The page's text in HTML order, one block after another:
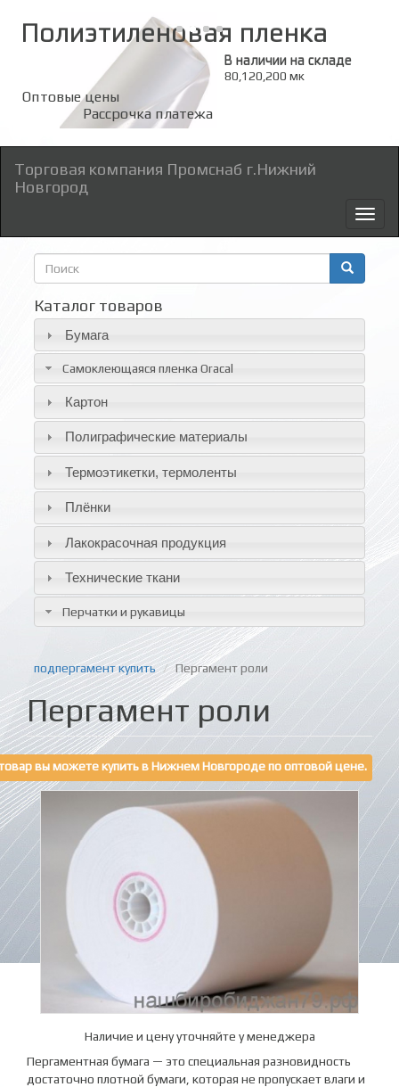
Полиэтиленовая пленка
В наличии на складе
80,120,200 мк
Оптовые цены
Рассрочка платежа
Торговая компания Промснаб г.Нижний
Новгород
Форма
поиска
Каталог товаров
Бумага
Самоклеющаяся пленка Oracal
Картон
Полиграфические материалы
Термоэтикетки, термоленты
Плёнки
Лакокрасочная продукция
Технические ткани
Перчатки и рукавицы
подпергамент купить Пергамент роли
Пергамент роли
вы можете купить в Нижнем Новгороде по оптовой цене.
Наличие и цену уточняйте у менеджера
Пергаментная бумага — это специальная разновидность
достаточно плотной бумаги, которая не пропускает влаги и